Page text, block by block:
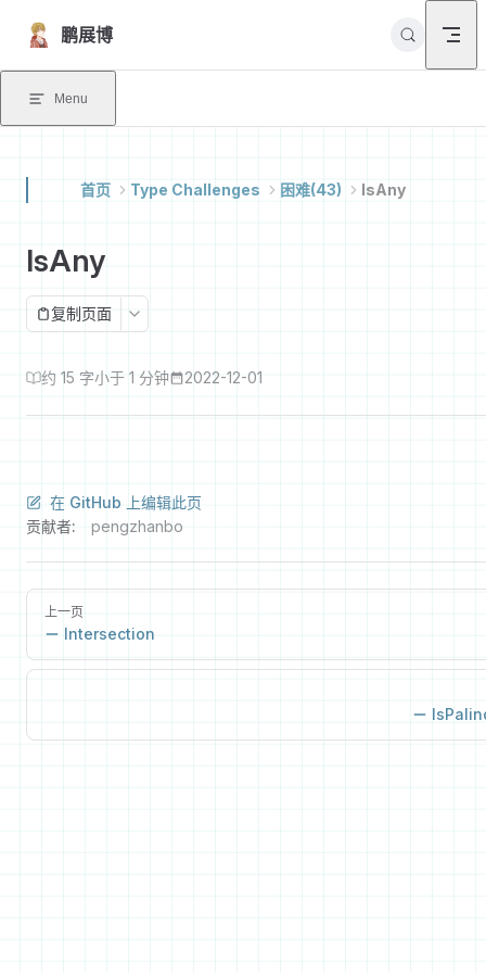
Skip to content
鹏展博
Menu
首页 Type Challenges 困难(43) IsAny
IsAny
复制页面
约 15 字小于 1 分钟 2022-12-01
在 GitHub 上编辑此页
贡献者:
pengzhanbo
上一页
Intersection